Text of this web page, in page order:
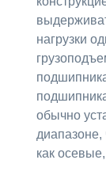
нагрузки
обычно
как